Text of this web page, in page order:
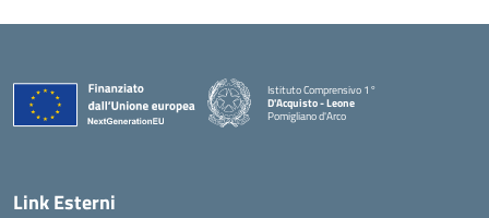
Istituto Comprensivo 1°
D'Acquisto - Leone
Pomigliano d'Arco
— Visita la pagina iniziale della scuola
Link Esterni